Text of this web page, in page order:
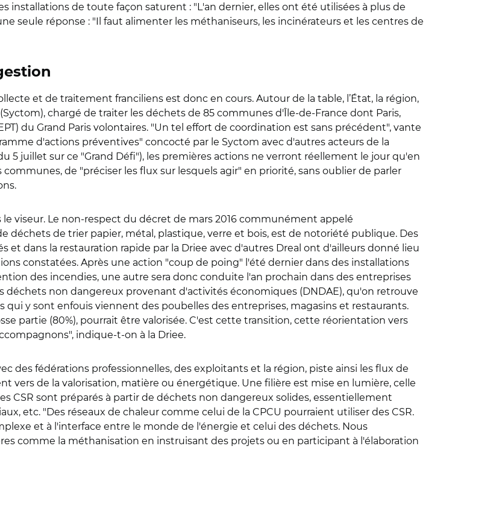
installations de toute façon saturent : "L'an dernier, elles ont été utilisées à plus de
seule réponse : "Il faut alimenter les méthaniseurs, les incinérateurs et les centres de
et de traitement franciliens est donc en cours. Autour de la table, l’État, la région,
chargé de traiter les déchets de 85 communes d'Île-de-France dont Paris,
du Grand Paris volontaires. "Un tel effort de coordination est sans précédent", vante
d'actions préventives" concocté par le Syctom avec d'autres acteurs de la
5 juillet sur ce "Grand Défi"), les premières actions ne verront réellement le jour qu'en
de "préciser les flux sur lesquels agir" en priorité, sans oublier de parler
le viseur. Le non-respect du décret de mars 2016 communément appelé
déchets de trier papier, métal, plastique, verre et bois, est de notoriété publique. Des
et dans la restauration rapide par la Driee avec d'autres Dreal ont d'ailleurs donné lieu
constatées. Après une action "coup de poing" l'été dernier dans des installations
des incendies, une autre sera donc conduite l'an prochain dans des entreprises
déchets non dangereux provenant d'activités économiques (DNDAE), qu'on retrouve
qui y sont enfouis viennent des poubelles des entreprises, magasins et restaurants.
partie (80%), pourrait être valorisée. C'est cette transition, cette réorientation vers
indique-t-on à la Driee.
des fédérations professionnelles, des exploitants et la région, piste ainsi les flux de
vers de la valorisation, matière ou énergétique. Une filière est mise en lumière, celle
CSR sont préparés à partir de déchets non dangereux solides, essentiellement
etc. "Des réseaux de chaleur comme celui de la CPCU pourraient utiliser des CSR.
et à l'interface entre le monde de l'énergie et celui des déchets. Nous
comme la méthanisation en instruisant des projets ou en participant à l'élaboration